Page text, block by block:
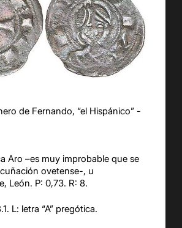
Aro –es muy improbable que se
ovetense-, u
León. P: 0,73. R: 8.
L: letra “A” pregótica.